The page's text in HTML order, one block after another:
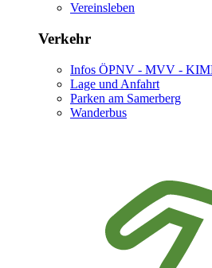
Vereinsleben
Verkehr
Infos ÖPNV - MVV -
Lage und Anfahrt
Parken am Samerberg
Wanderbus